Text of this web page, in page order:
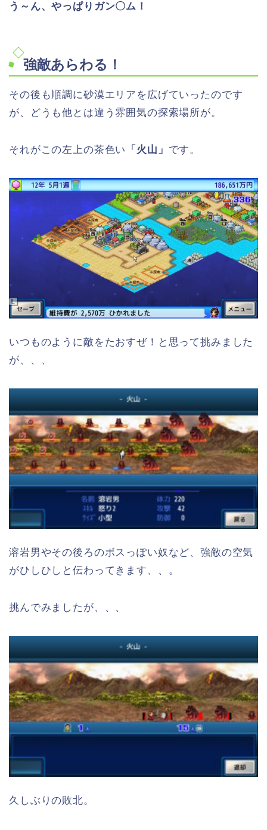
う～ん、やっぱりガン〇ム！
強敵あらわる！
その後も順調に砂漠エリアを広げていったのです
が、どうも他とは違う雰囲気の探索場所が。
それがこの左上の茶色い 「火山」 です。
いつものように敵をたおすぜ！と思って挑みました
が、、、
溶岩男やその後ろのボスっぽい奴など、強敵の空気
がひしひしと伝わってきます、、。
挑んでみましたが、、、
久しぶりの敗北。